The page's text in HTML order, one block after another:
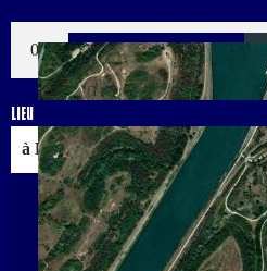
0
Lieu
à Bollène